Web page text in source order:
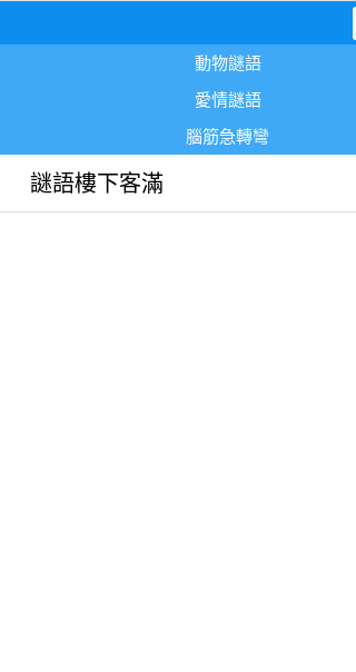
動物謎語
愛情謎語
腦筋急轉彎
謎語樓下客滿